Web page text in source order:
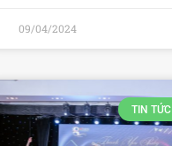
09/04/2024
TIN